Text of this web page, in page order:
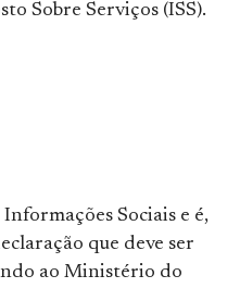
Sobre Serviços (ISS).
Sociais e é,
que deve ser
ao Ministério do